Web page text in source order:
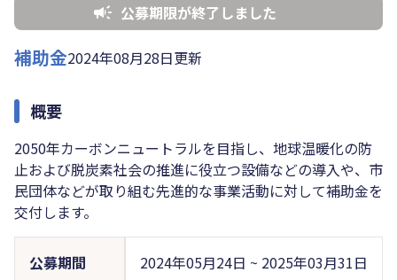
公募期限が終了しました
補助金2024年08月28日更新
概要
2050年カーボンニュートラルを目指し、地球温暖化の防
止および脱炭素社会の推進に役立つ設備などの導入や、市
民団体などが取り組む先進的な事業活動に対して補助金を
交付します。
公募期間 2024年05月24日 ~ 2025年03月31日